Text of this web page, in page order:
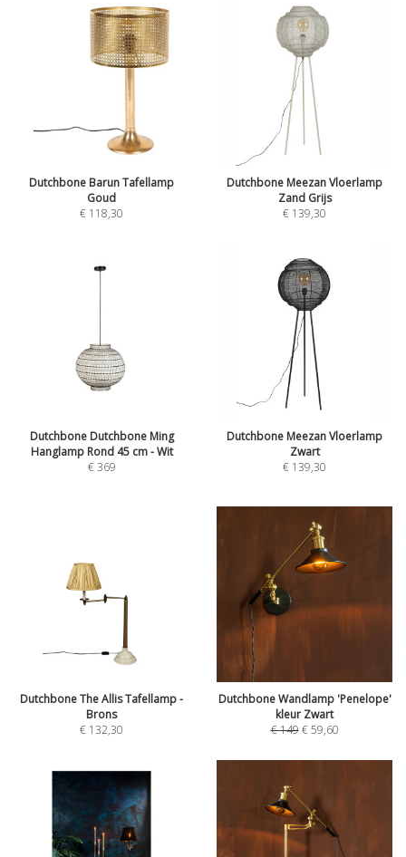
Dutchbone Barun Tafellamp
Goud
€ 118,30
Dutchbone Meezan Vloerlamp
Zand Grijs
€ 139,30
Dutchbone Dutchbone Ming
Hanglamp Rond 45 cm - Wit
€369
Dutchbone Meezan Vloerlamp
Zwart
€ 139,30
Dutchbone The Allis Tafellamp -
Brons
€ 132,30
Dutchbone Wandlamp 'Penelope'
kleur Zwart
€149 €59,60